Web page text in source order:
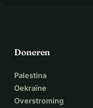
Doneren
Palestina
Oekraïne
Overstroming